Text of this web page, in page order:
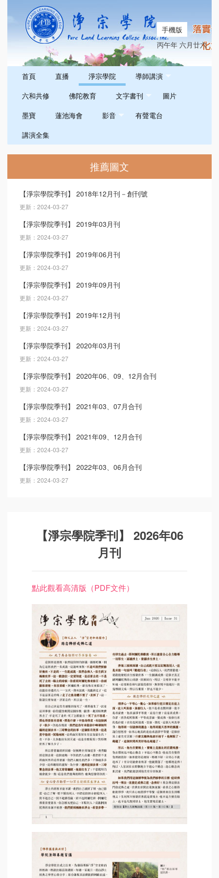
手機版
丙午年 六月廿六
首頁 直播 淨宗學院
導師講演
六和共修
佛陀教育 文字書刊
圖片
墨寶
蓮池海會 影音
有聲電台
講演全集
推薦圖文
【淨宗學院季刊】 2018年12月刊－創刊號
更新：2024-03-27
【淨宗學院季刊】 2019年03月刊
更新：2024-03-27
【淨宗學院季刊】 2019年06月刊
更新：2024-03-27
【淨宗學院季刊】 2019年09月刊
更新：2024-03-27
【淨宗學院季刊】 2019年12月刊
更新：2024-03-27
【淨宗學院季刊】 2020年03月刊
更新：2024-03-27
【淨宗學院季刊】 2020年06、09、12月合刊
更新：2024-03-27
【淨宗學院季刊】 2021年03、07月合刊
更新：2024-03-27
【淨宗學院季刊】 2021年09、12月合刊
更新：2024-03-27
【淨宗學院季刊】 2022年03、06月合刊
更新：2024-03-27
【淨宗學院季刊】 2026年06
月刊
點此觀看高清版（PDF文件）